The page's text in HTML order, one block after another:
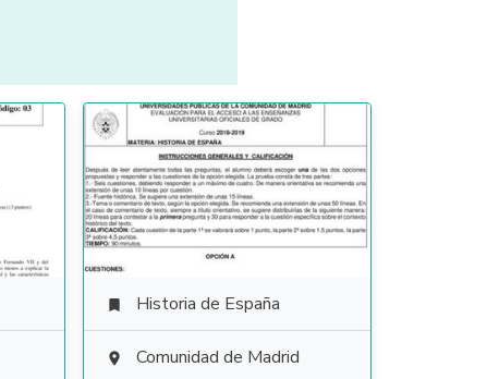
 Historia de España
 Comunidad de Madrid